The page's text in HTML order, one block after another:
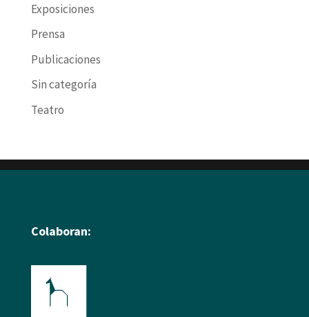
Exposiciones
Prensa
Publicaciones
Sin categoría
Teatro
Colaboran: